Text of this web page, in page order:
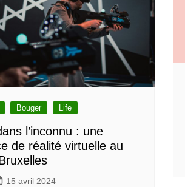
Bouger Life
l’inconnu : une
de réalité virtuelle au
15 avril 2024